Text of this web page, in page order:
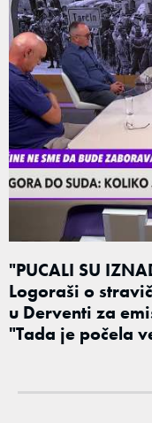
"PUCALI SU
Logoraši o
u Derventi za
"Tada je počela